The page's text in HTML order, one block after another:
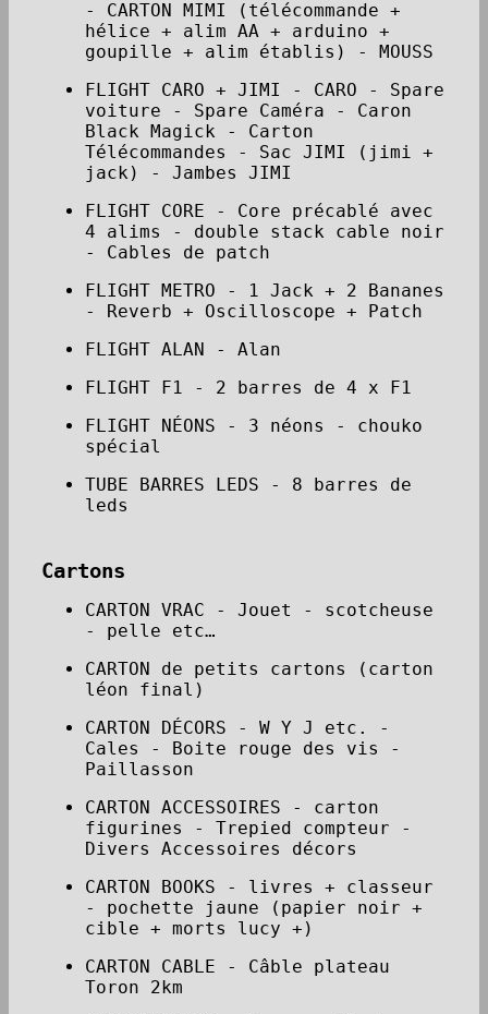
- CARTON MIMI (télécommande +
hélice + alim AA + arduino +
goupille + alim établis) - MOUSS
FLIGHT CARO + JIMI - CARO - Spare
voiture - Spare Caméra - Caron
Black Magick - Carton
Télécommandes - Sac JIMI (jimi +
jack) - Jambes JIMI
FLIGHT CORE - Core précablé avec
4 alims - double stack cable noir
- Cables de patch
FLIGHT METRO - 1 Jack + 2 Bananes
- Reverb + Oscilloscope + Patch
FLIGHT ALAN - Alan
FLIGHT F1 - 2 barres de 4 x F1
FLIGHT NÉONS - 3 néons - chouko
spécial
TUBE BARRES LEDS - 8 barres de
leds
Cartons
CARTON VRAC - Jouet - scotcheuse
- pelle etc…
CARTON de petits cartons (carton
léon final)
CARTON DÉCORS - W Y J etc. -
Cales - Boite rouge des vis -
Paillasson
CARTON ACCESSOIRES - carton
figurines - Trepied compteur -
Divers Accessoires décors
CARTON BOOKS - livres + classeur
- pochette jaune (papier noir +
cible + morts lucy +)
CARTON CABLE - Câble plateau
Toron 2km